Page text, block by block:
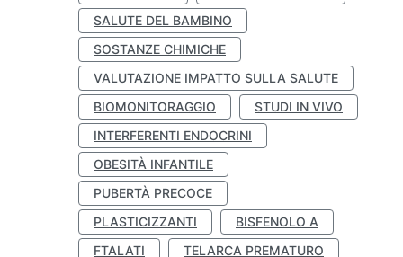
SALUTE DEL BAMBINO
SOSTANZE CHIMICHE
VALUTAZIONE IMPATTO SULLA SALUTE
BIOMONITORAGGIO
STUDI IN VIVO
INTERFERENTI ENDOCRINI
OBESITÀ INFANTILE
PUBERTÀ PRECOCE
PLASTICIZZANTI
BISFENOLO A
FTALATI
TELARCA PREMATURO